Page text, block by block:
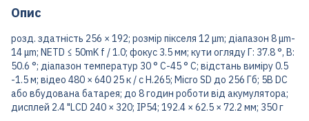
Опис
розд. здатність 256 × 192; розмір пікселя 12 μm; діапазон 8 μm-
14 μm; NETD ≤ 50mK f / 1.0; фокус 3.5 мм; кути огляду Г: 37.8 °, В:
50.6 °; діапазон температур 30 ° C-45 ° C; відстань виміру 0.5
-1.5 м; відео 480 × 640 25 к / с H.265; Micro SD до 256 Гб; 5В DC
або вбудована батарея; до 8 годин роботи від акумулятора;
дисплей 2.4 "LCD 240 × 320; IP54; 192.4 × 62.5 × 72.2 мм; 350 г